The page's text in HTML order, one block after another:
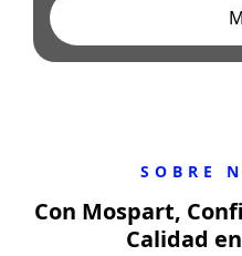
SOBRE
Con Mospart,
Calidad